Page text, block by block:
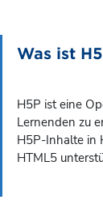
Was ist
H5P ist eine
Lernenden zu
H5P-Inhalte in
HTML5